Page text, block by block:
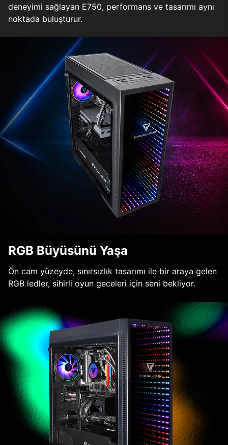
deneyimi sağlayan E750, performans ve tasarımı aynı
noktada buluşturur.
RGB Büyüsünü Yaşa
Ön cam yüzeyde, sınırsızlık tasarımı ile bir araya gelen
RGB ledler, sihirli oyun geceleri için seni bekliyor.